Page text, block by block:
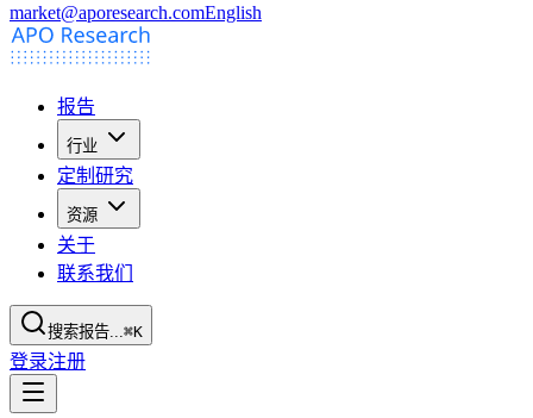
market@aporesearch.comEnglish
报告
行业
定制研究
资源
关于
联系我们
搜索报告...⌘K
登录注册